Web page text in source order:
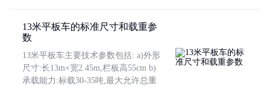
13米平板车的标准尺寸和载重参
数
13米平板车主要技术参数包括: a)外形
尺寸:长13m×宽2.45m,栏板高55cm b)
承载能力:标载30-35吨,最大允许总重